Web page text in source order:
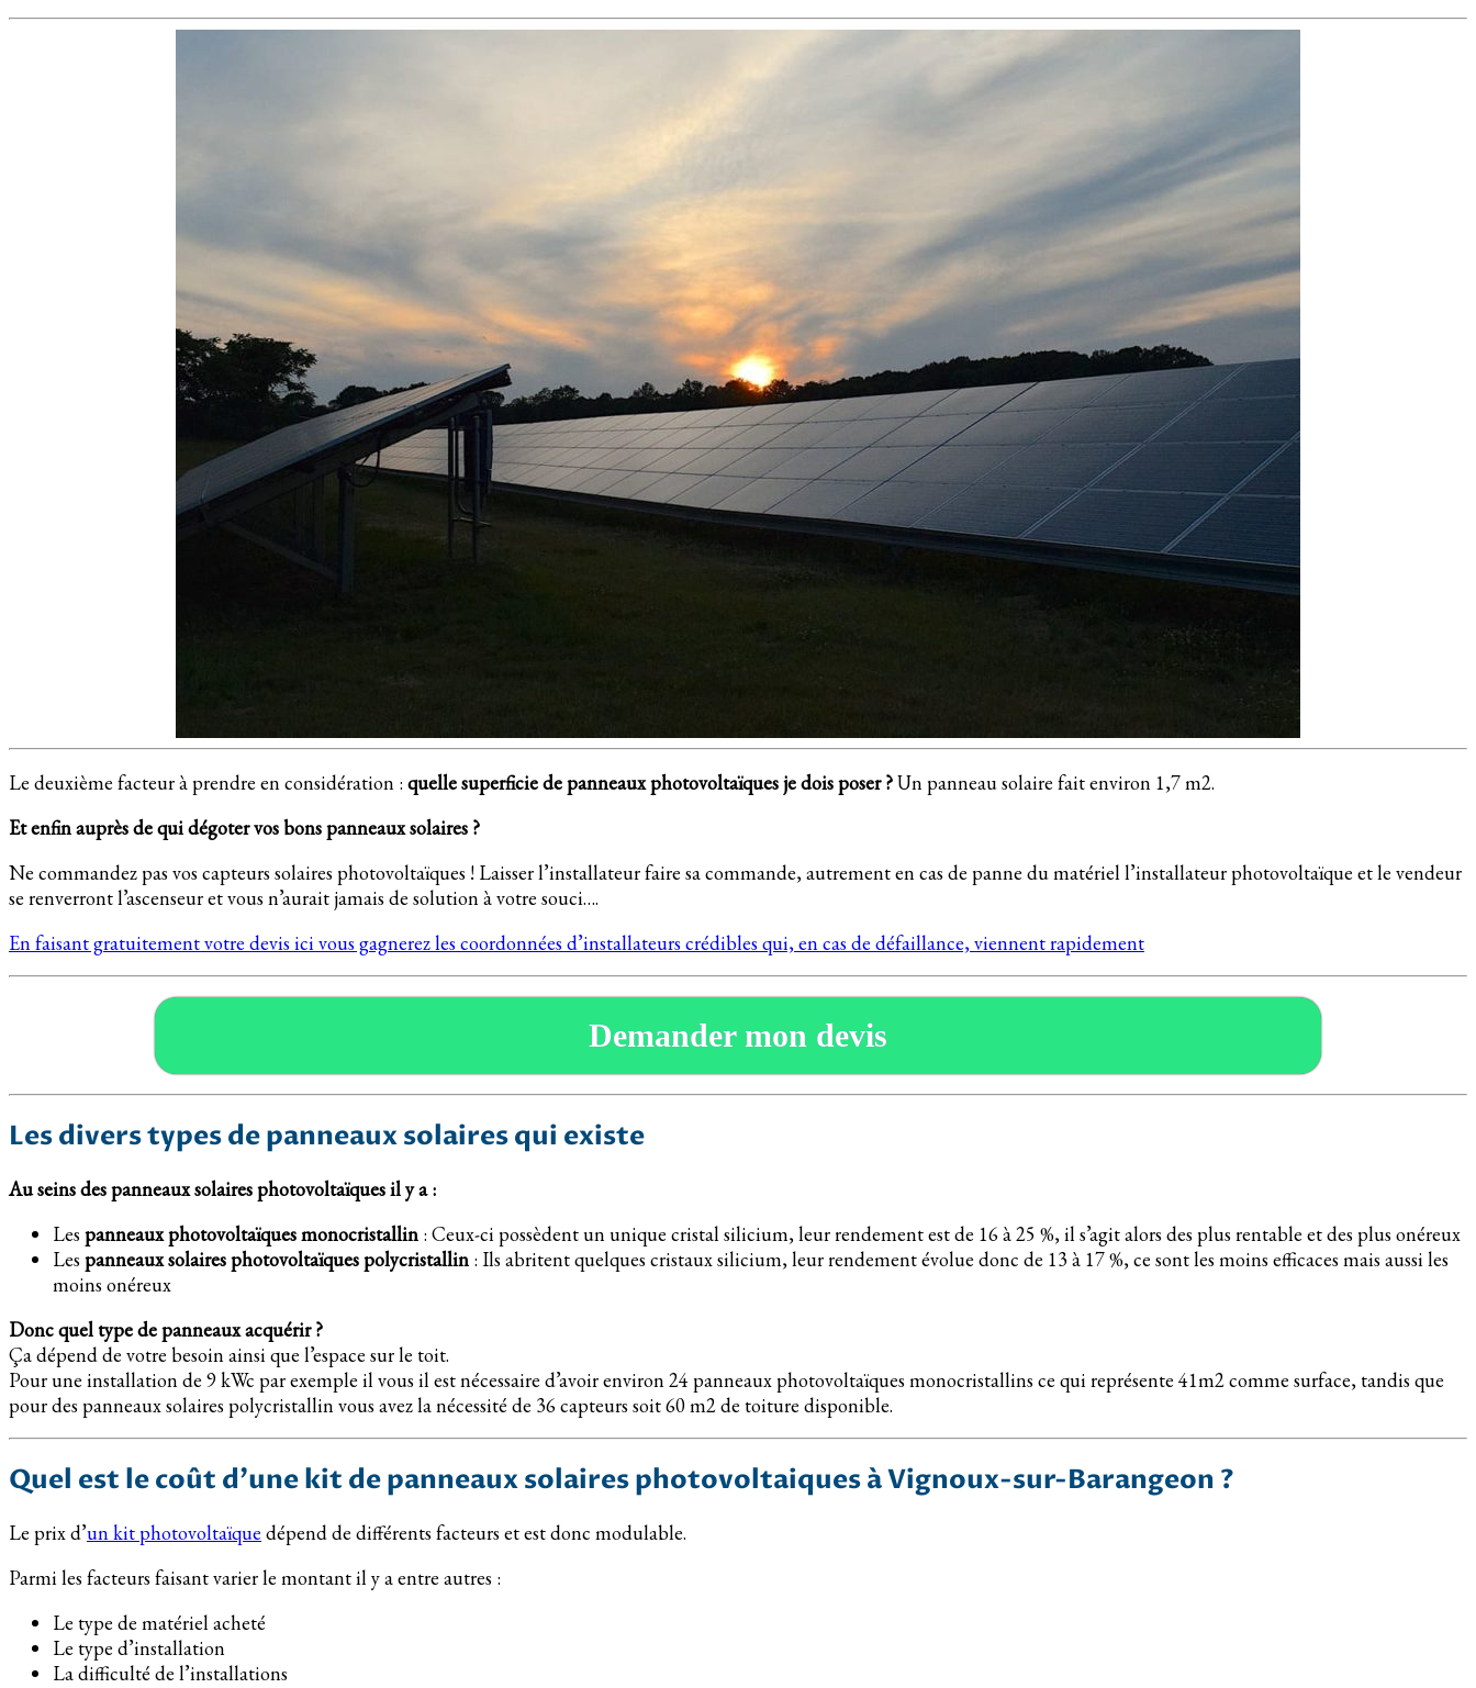
Le deuxième facteur à prendre en considération : quelle superficie de panneaux photovoltaïques je dois poser ?Un panneau solaire fait environ 1,7 m2.
Et enfin auprès de qui dégoter vos bons panneaux solaires ?
Ne commandez pas vos capteurs solaires photovoltaïques ! Laisser l’installateur faire sa commande, autrement en cas de panne du matériel l’installateur photovoltaïque et le vendeur
se renverront l’ascenseur et vous n’aurait jamais de solution à votre souci….
En faisant gratuitement votre devis ici vous gagnerez les coordonnées d’installateurs crédibles qui, en cas de défaillance, viennent rapidement
Demander mon devis
Les divers types de panneaux solaires qui existe
Au seins des panneaux solaires photovoltaïques il y a :
Les panneaux photovoltaïques monocristallin : Ceux-ci possèdent un unique cristal silicium, leur rendement est de 16 à 25 %, il s’agit alors des plus rentable et des plus onéreux
Les panneaux solaires photovoltaïques polycristallin : Ils abritent quelques cristaux silicium, leur rendement évolue donc de 13 à 17 %, ce sont les moins efficaces mais aussi les
moins onéreux
Donc quel type de panneaux acquérir ?
Ça dépend de votre besoin ainsi que l’espace sur le toit.
Pour une installation de 9 kWc par exemple il vous il est nécessaire d’avoir environ 24 panneaux photovoltaïques monocristallins ce qui représente 41m2 comme surface, tandis que
pour des panneaux solaires polycristallin vous avez la nécessité de 36 capteurs soit 60 m2 de toiture disponible.
Quel est le coût d’une kit de panneaux solaires photovoltaiques à Vignoux-sur-Barangeon ?
Le prix d’un kit photovoltaïque dépend de différents facteurs et est donc modulable.
Parmi les facteurs faisant varier le montant il y a entre autres :
Le type de matériel acheté
Le type d’installation
La difficulté de l’installations